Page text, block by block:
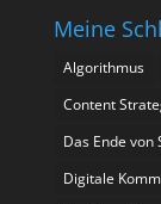
Meine
Algorithmus
Content
Das Ende von
Digitale